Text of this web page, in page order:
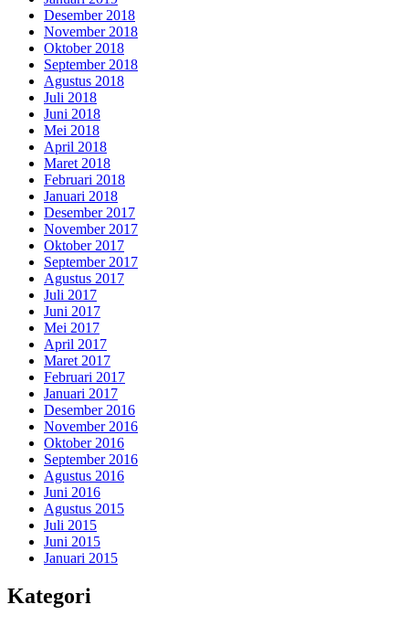
Desember 2018
November 2018
Oktober 2018
September 2018
Agustus 2018
Juli 2018
Juni 2018
Mei 2018
April 2018
Maret 2018
Februari 2018
Januari 2018
Desember 2017
November 2017
Oktober 2017
September 2017
Agustus 2017
Juli 2017
Juni 2017
Mei 2017
April 2017
Maret 2017
Februari 2017
Januari 2017
Desember 2016
November 2016
Oktober 2016
September 2016
Agustus 2016
Juni 2016
Agustus 2015
Juli 2015
Juni 2015
Januari 2015
Kategori